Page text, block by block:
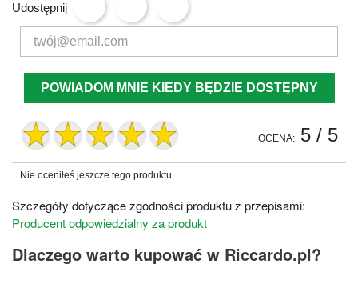
Udostępnij
POWIADOM MNIE KIEDY BĘDZIE DOSTĘPNY
OCENA: 5 / 5
Nie oceniłeś jeszcze tego produktu.
Szczegóły dotyczące zgodności produktu z przepisami:
Producent odpowiedzialny za produkt
Dlaczego warto kupować w Riccardo.pl?